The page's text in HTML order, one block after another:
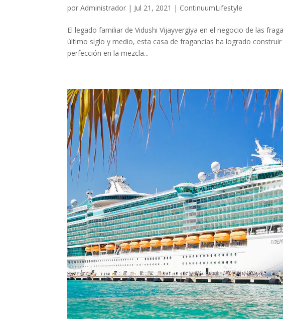
porAdministrador | Jul 21, 2021 | ContinuumLifestyle
El legado familiar de Vidushi Vijayvergiya en el negocio de las
último siglo y medio, esta casa de fragancias ha logrado
perfección en la mezcla...